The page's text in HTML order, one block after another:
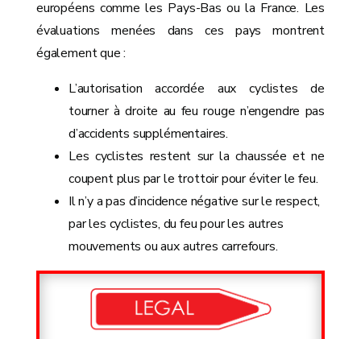
européens comme les Pays-Bas ou la France. Les
évaluations menées dans ces pays montrent
également que :
L’autorisation accordée aux cyclistes de
tourner à droite au feu rouge n’engendre pas
d’accidents supplémentaires.
Les cyclistes restent sur la chaussée et ne
coupent plus par le trottoir pour éviter le feu.
Il n’y a pas d’incidence négative sur le respect,
par les cyclistes, du feu pour les autres
mouvements ou aux autres carrefours.